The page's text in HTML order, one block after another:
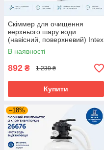
Скіммер для очищення
верхнього шару води
(навісний, поверхневий) Intex
58233
В наявності
892 ₴ 1 239 ₴
Купити
–18%